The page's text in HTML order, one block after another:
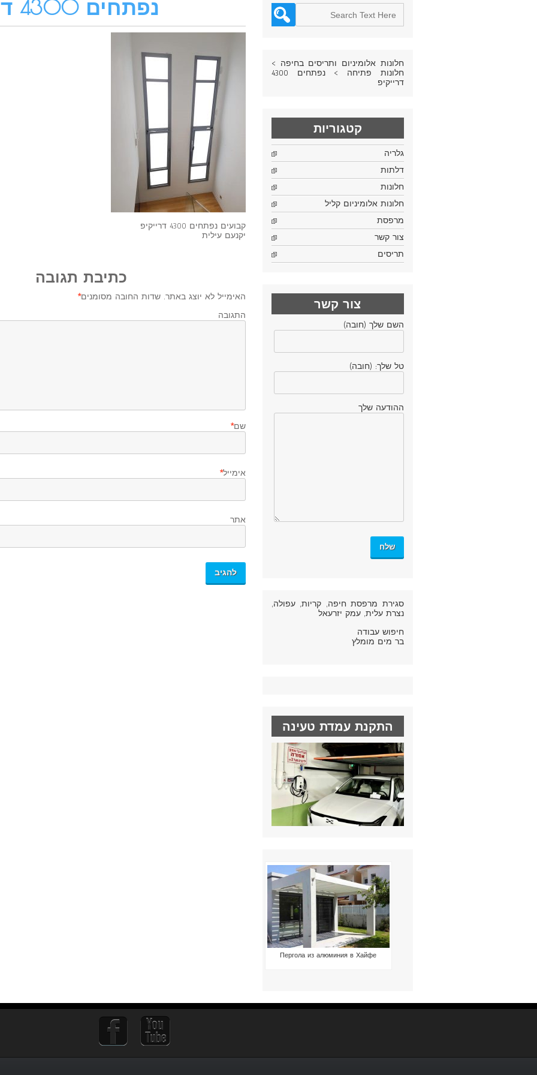
נפתחים 4300 דרייקיפ
קבועים נפתחים 4300 דרייקיפ
יקנעם עילית
כתיבת תגובה
האימייל לא יוצג באתר. שדות החובה מסומנים*
התגובה
שם*
אימייל*
אתר
חלונות אלומיניום ותריסים בחיפה >
חלונות פתיחה >
נפתחים 4300
דרייקיפ
קטגוריות
גלריה
דלתות
חלונות
חלונות אלומיניום קליל
מרפסת
צור קשר
תריסים
צור קשר
השם שלך (חובה)
טל שלך: (חובה)
ההודעה שלך
סגירת מרפסת חיפה, קריות, עפולה,
נצרת עלית, עמק יזרעאל
חיפוש עבודה
בר מים מומלץ
התקנת עמדת טעינה
Пергола из алюминия в Хайфе